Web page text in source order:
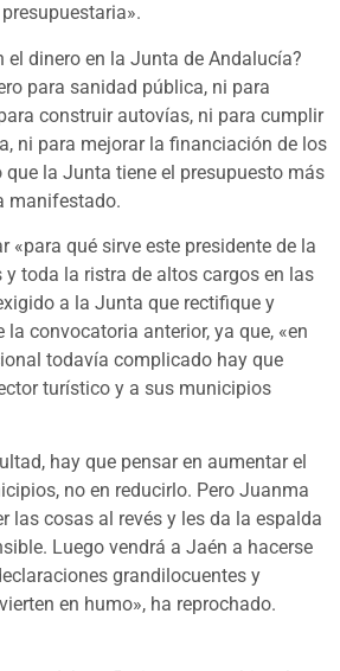
el dinero en la Junta de Andalucía?
para sanidad pública, ni para
construir autovías, ni para cumplir
ni para mejorar la financiación de los
la Junta tiene el presupuesto más
manifestado.
«para qué sirve este presidente de la
y toda la ristra de altos cargos en las
a la Junta que rectifique y
la convocatoria anterior, ya que, «en
todavía complicado hay que
turístico y a sus municipios
hay que pensar en aumentar el
no en reducirlo. Pero Juanma
las cosas al revés y les da la espalda
Luego vendrá a Jaén a hacerse
grandilocuentes y
en humo», ha reprochado.